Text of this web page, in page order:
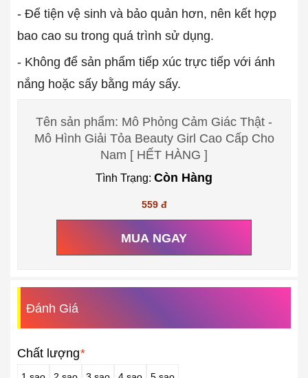
- Để tiện vệ sinh và bảo quản hơn, nên kết hợp
bao cao su trong quá trình sử dụng.
- Không để sản phẩm tiếp xúc trực tiếp với ánh
nắng hoặc sấy bằng máy sấy.
Tên sản phẩm: Mô Phỏng Cảm Giác Thật -
Mô Hình Giải Tỏa Beauty Girl Cao Cấp Cho
Nam [ HẾT HÀNG ]
Tình Trạng: Còn Hàng
559 đ
MUA NGAY
Đánh Giá
Chất lượng*